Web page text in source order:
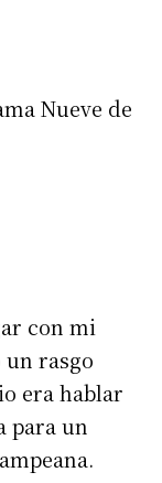
Nueve de
con mi
rasgo
era hablar
para un